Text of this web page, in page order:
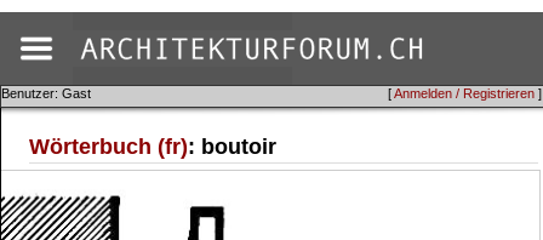
[Anmelden / Registrieren ]
Benutzer: Gast
Wörterbuch (fr): boutoir